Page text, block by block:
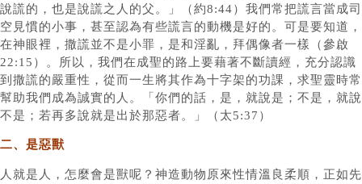
說謊的，也是說謊之人的父。」（約8:44）我們常把謊言當成司
空見慣的小事，甚至認為有些謊言的動機是好的。可是要知道，
在神眼裡，撒謊並不是小罪，是和淫亂，拜偶像者一樣（參啟
22:15）。所以，我們在成聖的路上要藉著不斷讀經，充分認識
到撒謊的嚴重性，從而一生將其作為十字架的功課，求聖靈時常
幫助我們成為誠實的人。「你們的話，是，就說是；不是，就說
不是；若再多說就是出於那惡者。」（太5:37）
二、是惡獸
人就是人，怎麼會是獸呢？神造動物原來性情溫良柔順，正如先